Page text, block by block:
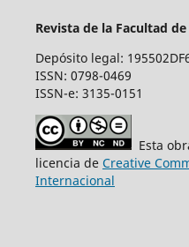
Revista de la Facultad
Depósito legal:
ISSN: 0798-0469
ISSN-e: 3135-0151
Esta
licencia de Creative
Internacional